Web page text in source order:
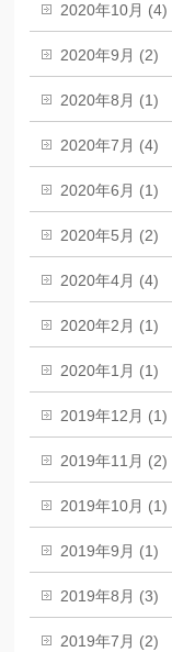
2020年10月 (4)
2020年9月 (2)
2020年8月 (1)
2020年7月 (4)
2020年6月 (1)
2020年5月 (2)
2020年4月 (4)
2020年2月 (1)
2020年1月 (1)
2019年12月 (1)
2019年11月 (2)
2019年10月 (1)
2019年9月 (1)
2019年8月 (3)
2019年7月 (2)